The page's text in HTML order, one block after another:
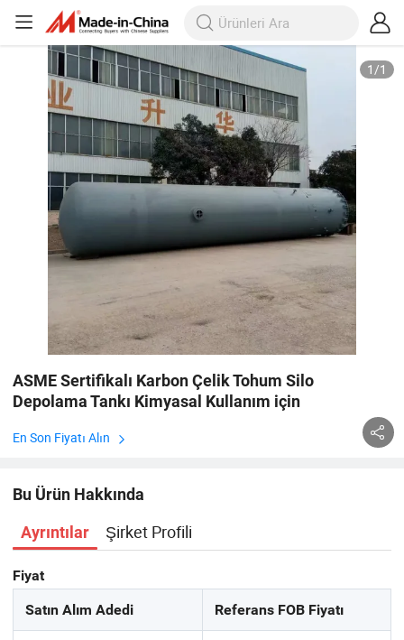
1/1
ASME Sertifikalı Karbon Çelik Tohum Silo
Depolama Tankı Kimyasal Kullanım için
En Son Fiyatı Alın
Bu Ürün Hakkında
Ayrıntılar Şirket Profili
Fiyat
Satın Alım Adedi Referans FOB Fiyatı